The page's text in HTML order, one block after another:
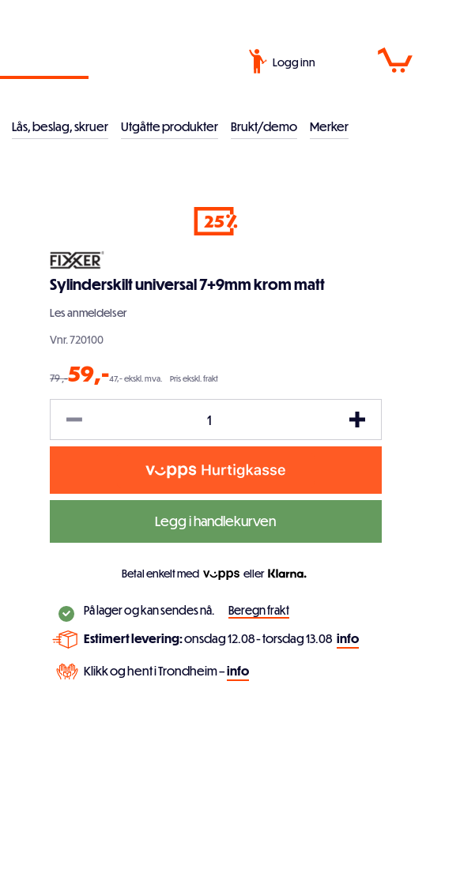
Logg inn
Lås, beslag, skruer Utgåtte produkter Brukt/demo Merker
25
Sylinderskilt universal 7+9mm krom matt
Lesanmeldelser
Vnr.720100
79,-59,-47,- ekskl. mva. Pris ekskl. frakt
Legg i handlekurven
Betal enkelt med eller
På lager og kan sendes nå.
Beregn frakt
Estimert levering:onsdag 12.08 - torsdag 13.08 info
Klikk og hent i Trondheim –info